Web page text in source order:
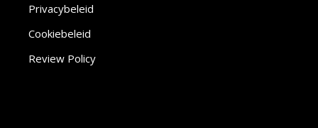
Privacybeleid
Cookiebeleid
Review Policy